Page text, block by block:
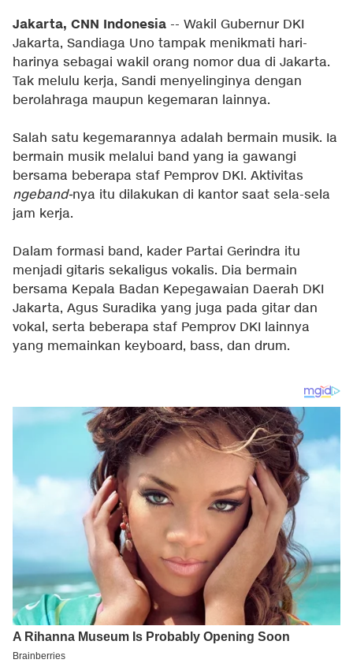
Jakarta, CNN Indonesia -- Wakil Gubernur DKI
Jakarta, Sandiaga Uno tampak menikmati hari-
harinya sebagai wakil orang nomor dua di Jakarta.
Tak melulu kerja, Sandi menyelinginya dengan
berolahraga maupun kegemaran lainnya.
Salah satu kegemarannya adalah bermain musik. Ia
bermain musik melalui band yang ia gawangi
bersama beberapa staf Pemprov DKI. Aktivitas
ngeband-nya itu dilakukan di kantor saat sela-sela
jam kerja.
Dalam formasi band, kader Partai Gerindra itu
menjadi gitaris sekaligus vokalis. Dia bermain
bersama Kepala Badan Kepegawaian Daerah DKI
Jakarta, Agus Suradika yang juga pada gitar dan
vokal, serta beberapa staf Pemprov DKI lainnya
yang memainkan keyboard, bass, dan drum.